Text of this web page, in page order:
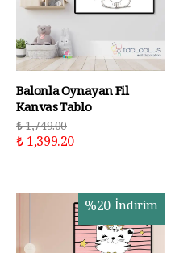
Balonla Oynayan Fil
Kanvas Tablo
₺ 1,749.00
₺ 1,399.20
%20 İndirim